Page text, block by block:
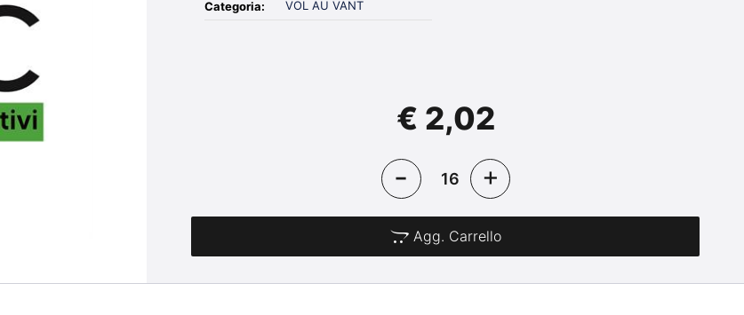
Categoria: VOL AU VANT
€ 2,02
Agg. Carrello